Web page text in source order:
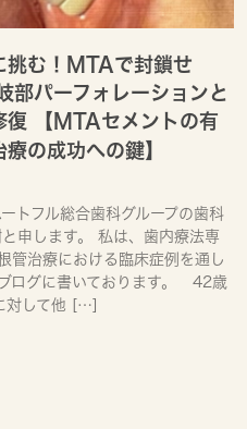
挑む！MTAで封鎖せ
部パーフォレーションと
復 【MTAセメントの有
の成功への鍵】
トフル総合歯科グループの歯科
申します。 私は、歯内療法専
管治療における臨床症例を通し
ログに書いております。 42歳
して他 […]